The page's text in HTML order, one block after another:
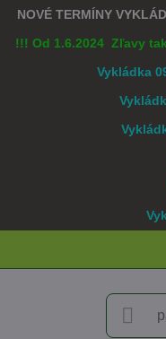
NOVÉ TERMÍNY
!!! Od 1.6.2024 Zľavy
Vykládka